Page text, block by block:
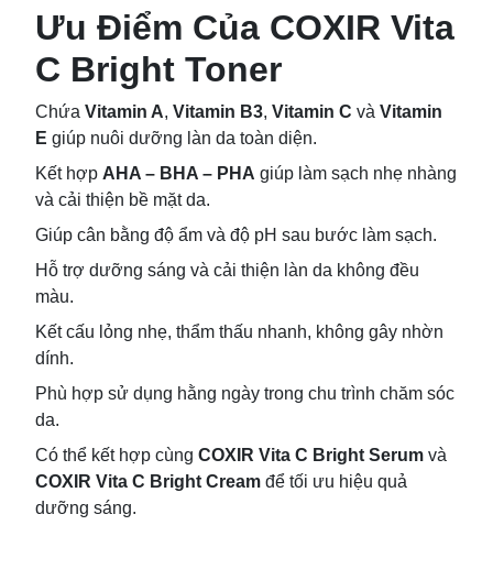
Ưu Điểm Của COXIR Vita
C Bright Toner
Chứa Vitamin A, Vitamin B3, Vitamin C và Vitamin
E giúp nuôi dưỡng làn da toàn diện.
Kết hợp AHA – BHA – PHA giúp làm sạch nhẹ nhàng
và cải thiện bề mặt da.
Giúp cân bằng độ ẩm và độ pH sau bước làm sạch.
Hỗ trợ dưỡng sáng và cải thiện làn da không đều
màu.
Kết cấu lỏng nhẹ, thẩm thấu nhanh, không gây nhờn
dính.
Phù hợp sử dụng hằng ngày trong chu trình chăm sóc
da.
Có thể kết hợp cùng COXIR Vita C Bright Serum và
COXIR Vita C Bright Cream để tối ưu hiệu quả
dưỡng sáng.